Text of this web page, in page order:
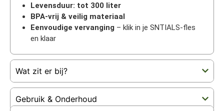
Levensduur: tot 300 liter
BPA-vrij & veilig materiaal
Eenvoudige vervanging – klik in je SNTIALS-fles
en klaar
Wat zit er bij?
Gebruik & Onderhoud